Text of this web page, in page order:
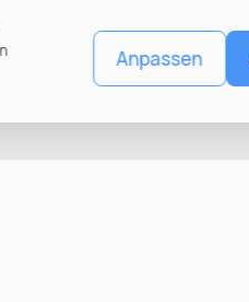
Anpassen